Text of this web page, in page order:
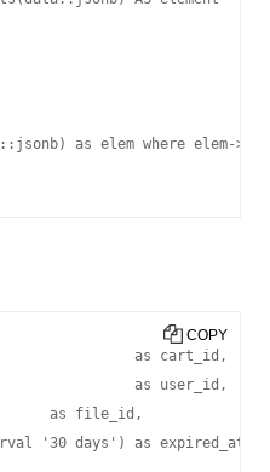
as elem where
as cart_id,
as user_id,
as file_id,
'30 days') as expired_at
COPY